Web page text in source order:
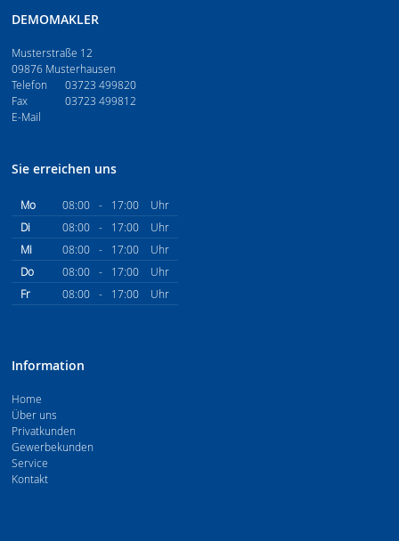
DEMOMAKLER
Musterstraße 12
09876 Musterhausen
Telefon
03723 499820
Fax
03723 499812
E-Mail
Sie erreichen uns
Mo 08:00 - 17:00
Uhr
Di
08:00 - 17:00
Uhr
Mi
08:00 - 17:00
Uhr
Do
08:00 - 17:00
Uhr
Fr
08:00 - 17:00 Uhr
Information
Home
Über uns
Privatkunden
Gewerbekunden
Service
Kontakt